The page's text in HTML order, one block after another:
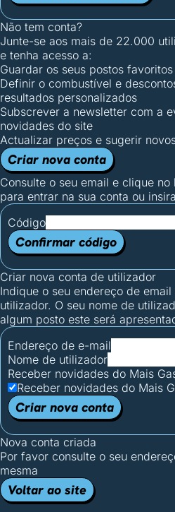
Não tem conta?
Junte-se aos mais de 22.000
e tenha acesso a:
Guardar os seus postos
Definir o combustível e
resultados personalizados
Subscrever a newsletter com a
novidades do site
Actualizar preços e sugerir
Criar nova conta
Consulte o seu email e clique
para entrar na sua conta ou
Código
Confirmar código
Criar nova conta de utilizador
Indique o seu endereço de
utilizador. O seu nome de
algum posto este será
Endereço de e-mail
Nome de utilizador
Receber novidades do Mais
Receber novidades do Mais
Criar nova conta
Nova conta criada
Por favor consulte o seu
mesma
Voltar ao site